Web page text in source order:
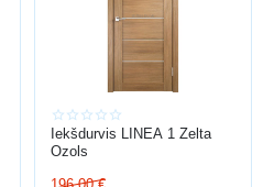
Iekšdurvis LINEA 1 Zelta
Ozols